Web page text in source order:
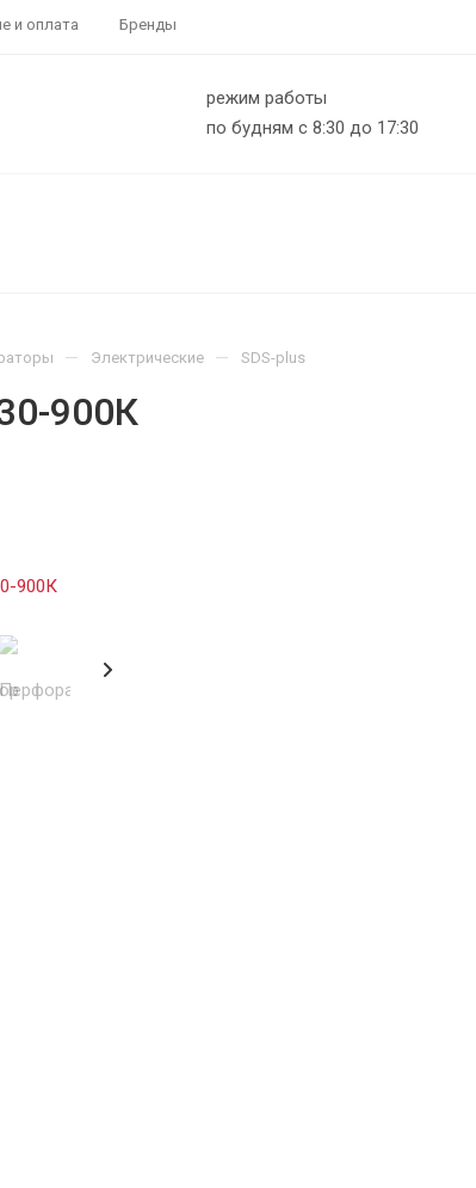
и оплата Бренды
режим работы
по будням с 8:30 до 17:30
— Электрические — SDS-plus
900К